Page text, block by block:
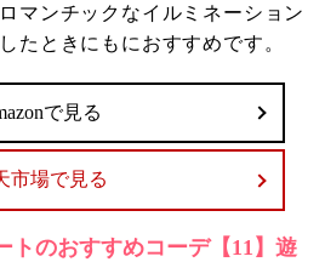
マンチックなイルミネーション
たときにもにおすすめです。
で見る
市場で見る
トのおすすめコーデ【11】遊